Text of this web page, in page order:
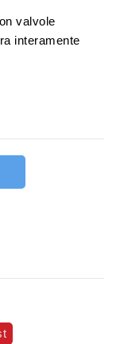
valvole
interamente